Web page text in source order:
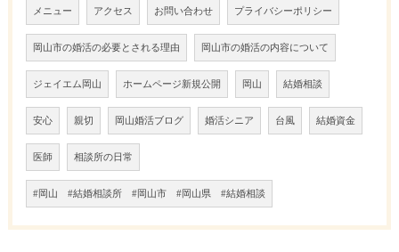
メニュー アクセス お問い合わせ プライバシーポリシー
岡山市の婚活の必要とされる理由 岡山市の婚活の内容について
ジェイエム岡山 ホームページ新規公開 岡山 結婚相談
安心 親切 岡山婚活ブログ 婚活シニア 台風 結婚資金
医師 相談所の日常
#岡山 #結婚相談所 #岡山市 #岡山県 #結婚相談